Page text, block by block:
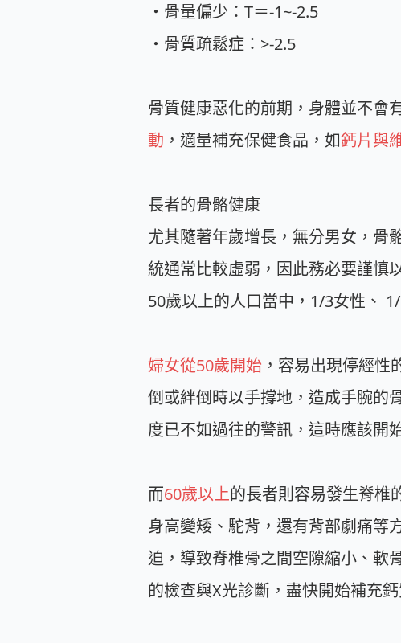
・骨量偏少：T＝-1~-2.5
・骨質疏鬆症：>-2.5
骨質健康惡化的前期，身體並不會
動 ，適量補充保健食品，如鈣片與
長者的骨骼健康
尤其隨著年歲增長，無分男女，骨
統通常比較虛弱，因此務必要謹慎
50歲以上的人口當中，1/3女性、
婦女從50歲開始 ，容易出現停經
倒或絆倒時以手撐地，造成手腕的
度已不如過往的警訊，這時應該開
而60歲以上的長者則容易發生脊椎
身高變矮、駝背，還有背部劇痛等
迫，導致脊椎骨之間空隙縮小、軟
的檢查與X光診斷，盡快開始補充